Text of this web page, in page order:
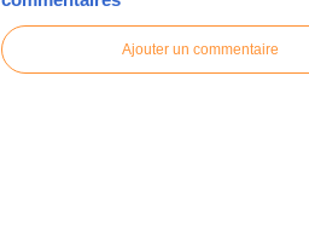
Ajouter un commentaire